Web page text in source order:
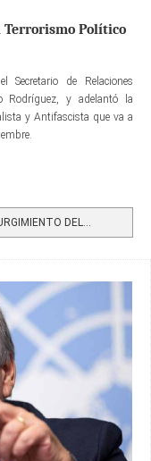
Político
Secretario de Relaciones
Rodríguez, y adelantó la
y Antifascista que va a
DEL...